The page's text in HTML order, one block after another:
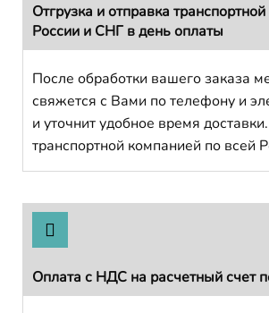
Отгрузка и отправка
России и СНГ в день оплаты
После обработки вашего заказа
свяжется с Вами по телефону и
и уточнит удобное время
транспортной компанией по всей
Оплата с НДС на расчетный счет